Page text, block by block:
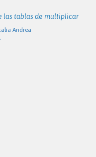
las tablas de multiplicar
Andrea